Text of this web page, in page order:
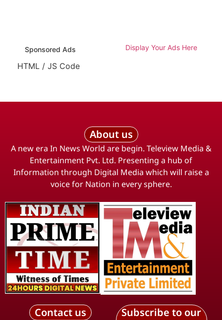
Sponsored Ads Display Your Ads Here
HTML / JS Code
About us
A new era In News World are begin. Teleview Media &
Entertainment Pvt. Ltd. Presenting a hub of
Information through Digital Media which will raise a
voice for Nation in every sphere.
Contact us
Subscribe to our